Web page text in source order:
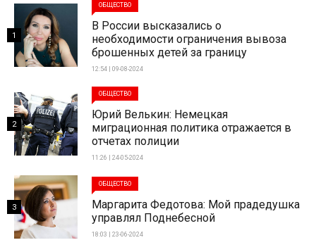
ОБЩЕСТВО
В России высказались о
необходимости ограничения вывоза
брошенных детей за границу
12:54 | 09-08-2024
1
ОБЩЕСТВО
Юрий Велькин: Немецкая
миграционная политика отражается в
отчетах полиции
11:26 | 24-05-2024
2
ОБЩЕСТВО
Маргарита Федотова: Мой прадедушка
управлял Поднебесной
18:03 | 23-06-2024
3